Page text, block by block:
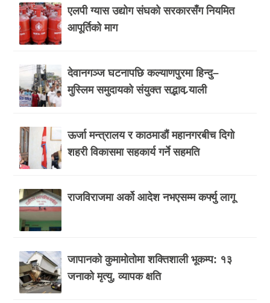
एलपी ग्यास उद्योग संघको सरकारसँग नियमित
आपूर्तिको माग
देवानगञ्ज घटनापछि कल्याणपुरमा हिन्दु–
मुस्लिम समुदायको संयुक्त सद्भाव र्‍याली
ऊर्जा मन्त्रालय र काठमाडौं महानगरबीच दिगो
शहरी विकासमा सहकार्य गर्ने सहमति
राजविराजमा अर्को आदेश नभएसम्म कर्फ्यु लागू
जापानको कुमामोतोमा शक्तिशाली भूकम्प: १३
जनाको मृत्यु, व्यापक क्षति